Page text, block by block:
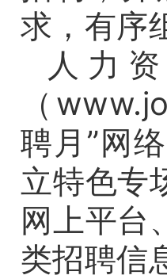
求，有序
人力
（
聘月”网
立特色专
网上平台
类招聘信